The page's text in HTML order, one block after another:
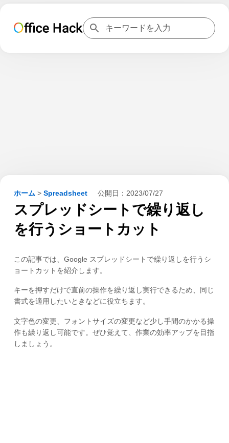
ホーム > Spreadsheet 公開日： 2023/07/27
スプレッドシートで繰り返し
を行うショートカット
この記事では、Google スプレッドシートで繰り返しを行うシ
ョートカットを紹介します。
キーを押すだけで直前の操作を繰り返し実行できるため、同じ
書式を適用したいときなどに役立ちます。
文字色の変更、フォントサイズの変更など少し手間のかかる操
作も繰り返し可能です。ぜひ覚えて、作業の効率アップを目指
しましょう。